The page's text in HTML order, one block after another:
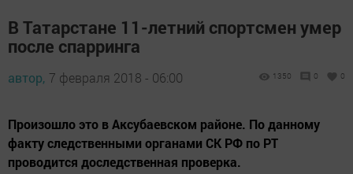
В Татарстане 11-летний спортсмен умер
после спарринга
автор, 7 февраля 2018 - 06:00 1350 0 0
Произошло это в Аксубаевском районе. По данному
факту следственными органами СК РФ по РТ
проводится доследственная проверка.